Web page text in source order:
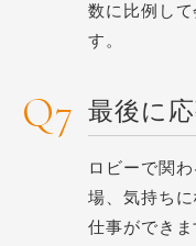
数に比例し
す。
最後に
ロビーで関
場、気持ち
仕事ができ